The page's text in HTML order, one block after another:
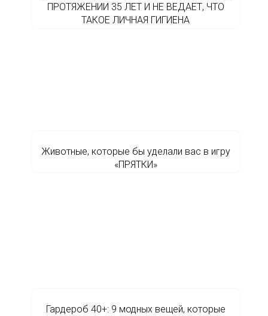
ПРОТЯЖЕНИИ 35 ЛЕТ И НЕ ВЕДАЕТ, ЧТО
ТАКОЕ ЛИЧНАЯ ГИГИЕНА
Животные, которые бы уделали вас в игру
«ПРЯТКИ»
Гардероб 40+: 9 модных вещей, которые